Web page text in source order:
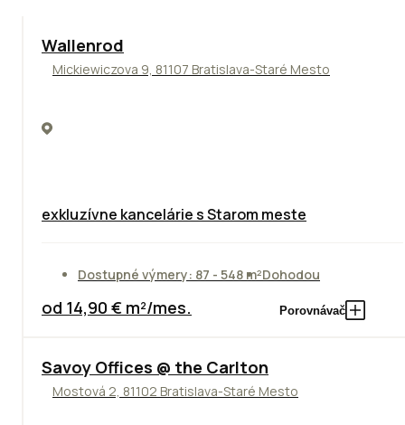
Wallenrod
Mickiewiczova 9, 81107 Bratislava-Staré Mesto
exkluzívne kancelárie s Starom meste
Dostupné výmery: 87 - 548 m²Dohodou
od 14,90 € m²/mes. Porovnávač
TOP
Savoy Offices @ the Carlton
Mostová 2, 81102 Bratislava-Staré Mesto